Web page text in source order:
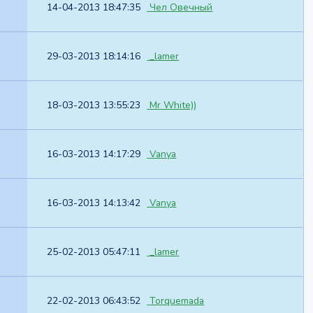
14-04-2013 18:47:35 Чел Овечный
29-03-2013 18:14:16 _lamer
18-03-2013 13:55:23 Mr White))
16-03-2013 14:17:29 Vanya
16-03-2013 14:13:42 Vanya
25-02-2013 05:47:11 _lamer
22-02-2013 06:43:52 Torquemada